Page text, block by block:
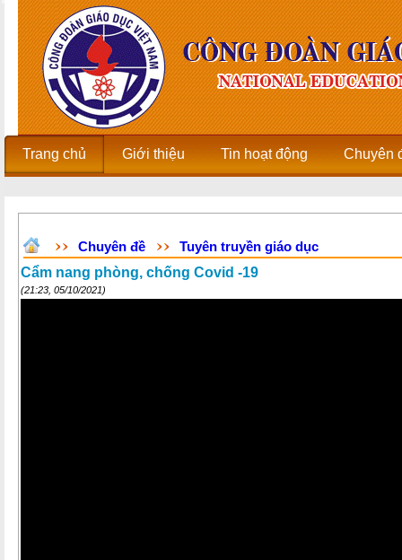
Trang chủ Giới thiệu Tin hoạt động Chuyên
Chuyên đề
Tuyên truyền giáo dục
Cẩm nang phòng, chống Covid -19
(21:23, 05/10/2021)